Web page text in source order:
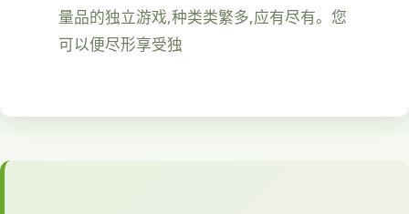
量品的独立游戏,种类类繁多,应有尽有。您
可以便尽形享受独